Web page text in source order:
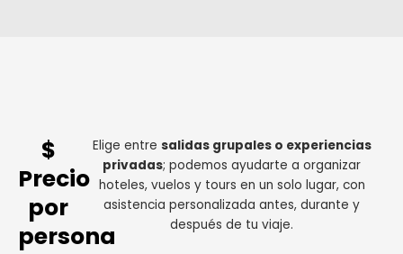
$
Precio
por
persona
Elige entre salidas grupales o experiencias
privadas; podemos ayudarte a organizar
hoteles, vuelos y tours en un solo lugar, con
asistencia personalizada antes, durante y
después de tu viaje.